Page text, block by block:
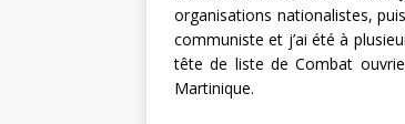
organisations nationalistes,
communiste et j’ai été à
tête de liste de Combat
Martinique.